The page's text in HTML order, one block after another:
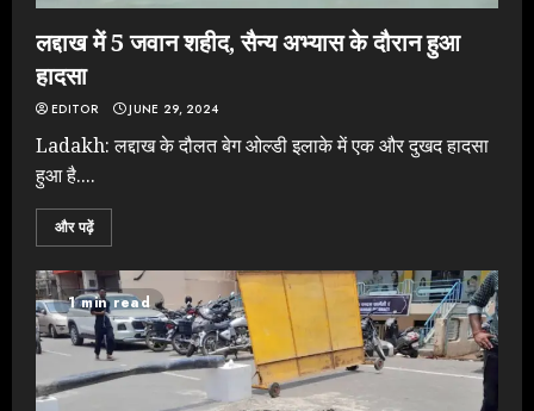
लद्दाख में 5 जवान शहीद, सैन्य अभ्यास के दौरान हुआ
हादसा
EDITOR JUNE 29, 2024
Ladakh: लद्दाख के दौलत बेग ओल्डी इलाके में एक और दुखद हादसा
हुआ है....
और पढ़ें
1 min read